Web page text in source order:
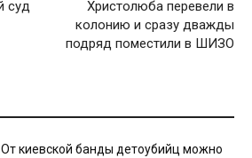
суд
Христолюба перевели в
колонию и сразу дважды
подряд поместили в ШИЗО
киевской банды детоубийц можно